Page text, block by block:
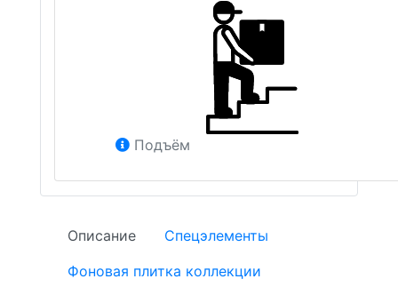
Подъём
Описание
Спецэлементы
Фоновая плитка коллекции